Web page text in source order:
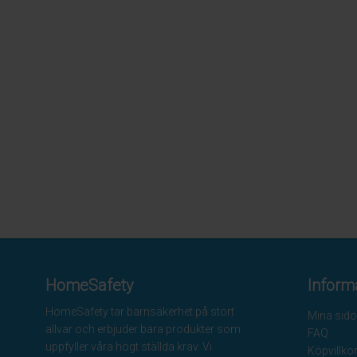
HomeSafety
HomeSafety tar barnsäkerhet på stort
allvar och erbjuder bara produkter som
uppfyller våra högt ställda krav. Vi
Mina
FAQ
Köpvillkor